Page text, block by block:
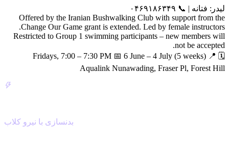
لیدر: فتانه | 📞 ۰۴۶۹۱۸۶۳۴۹
Offered by the Iranian Bushwalking Club with support from the
Change Our Game grant is extended. Led by female instructors.
Restricted to Group 1 swimming participants – new members will
not be accepted.
🗓 Fridays, 7:00 – 7:30 PM 📅 6 June – 4 July (5 weeks) 📍
Aqualink Nunawading, Fraser Pl, Forest Hill
بدنسازی با نیرو کلاب